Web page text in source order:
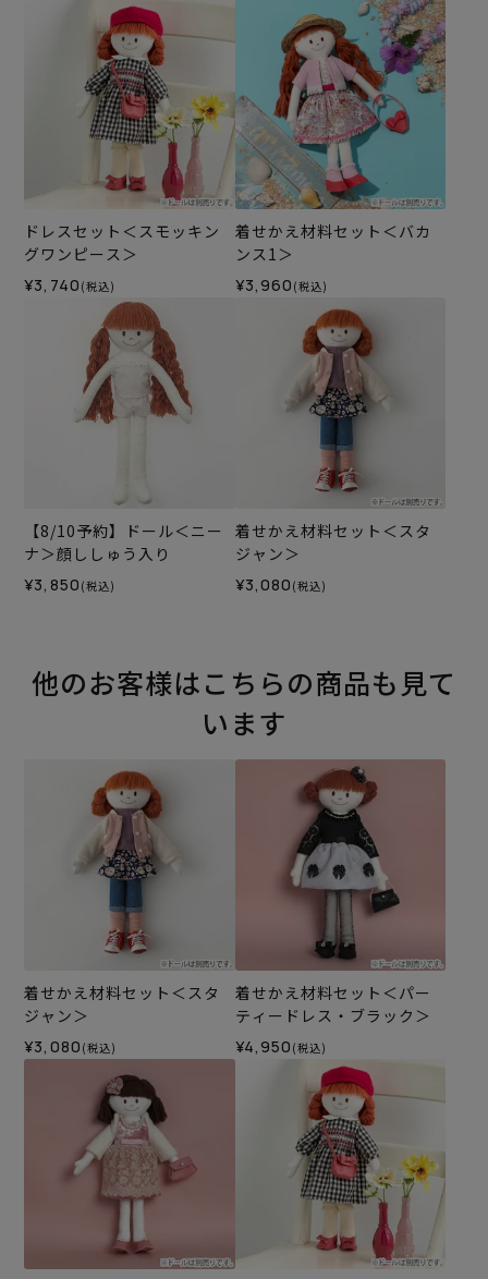
ドレスセット＜スモッキン
グワンピース＞
¥3,740 (税込)
着せかえ材料セット＜バカ
ンス1＞
¥3,960 (税込)
【8/10予約】ドール＜ニー
ナ＞顔ししゅう入り
¥3,850 (税込)
着せかえ材料セット＜スタ
ジャン＞
¥3,080 (税込)
他のお客様はこちらの商品も見て
います
着せかえ材料セット＜スタ
ジャン＞
¥3,080 (税込)
着せかえ材料セット＜パー
ティードレス・ブラック＞
¥4,950 (税込)